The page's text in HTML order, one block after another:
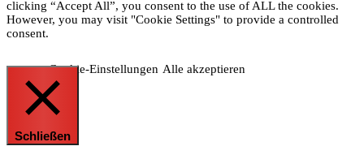
clicking “Accept All”, you consent to the use of ALL the cookies.
However, you may visit "Cookie Settings" to provide a controlled
consent.
Cookie-Einstellungen Alle akzeptieren
Schließen